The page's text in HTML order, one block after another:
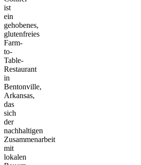
ist
ein
gehobenes,
glutenfreies
Farm-
to-
Table-
Restaurant
in
Bentonville,
Arkansas,
das
sich
der
nachhaltigen
Zusammenarbeit
mit
lokalen